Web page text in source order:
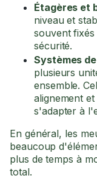
Étagères et
niveau et
souvent
sécurité.
Systèmes
plusieurs
ensemble.
alignement
s'adapter à
En général, les
beaucoup
plus de temps à
total.